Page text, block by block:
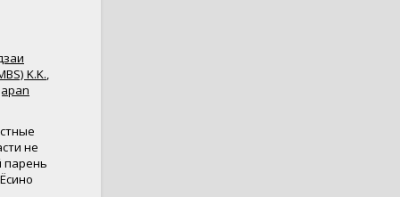
K.K.,
не
парень